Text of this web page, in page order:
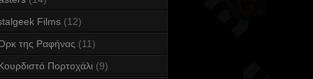
Films (12)
της Ραφήνας (11)
Πορτοχάλι (9)